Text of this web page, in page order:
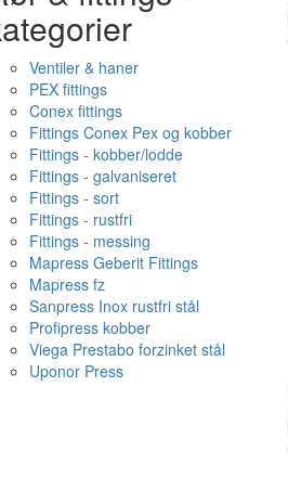
Ventiler & haner
PEX fittings
Conex fittings
Fittings Conex Pex og kobber
Fittings - kobber/lodde
Fittings - galvaniseret
Fittings - sort
Fittings - rustfri
Fittings - messing
Mapress Geberit Fittings
Mapress fz
Sanpress Inox rustfri stål
Profipress kobber
Viega Prestabo forzinket stål
Uponor Press